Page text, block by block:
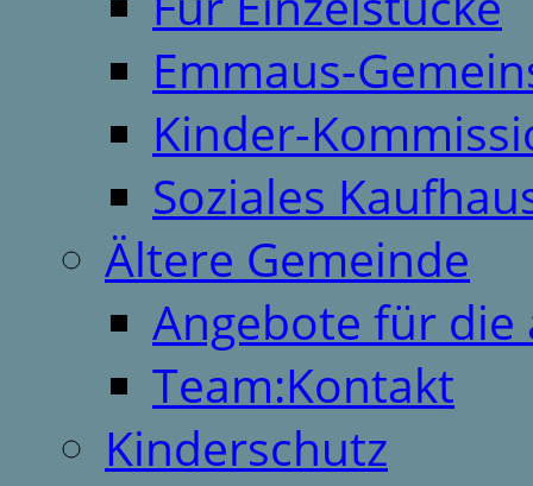
Emmaus-
Kinder-
Soziales
Ältere Gemeinde
Angebote für
Team:Kontakt
Kinderschutz